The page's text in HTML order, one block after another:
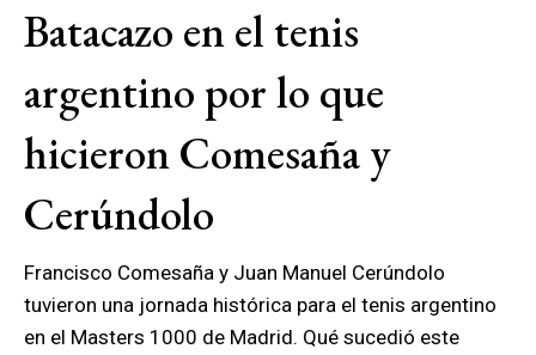
Batacazo en el tenis
argentino por lo que
hicieron Comesaña y
Cerúndolo
Francisco Comesaña y Juan Manuel Cerúndolo
tuvieron una jornada histórica para el tenis argentino
en el Masters 1000 de Madrid. Qué sucedió este